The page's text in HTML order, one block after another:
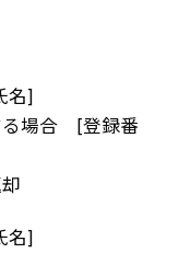
名]
る場合 [登録番
名]